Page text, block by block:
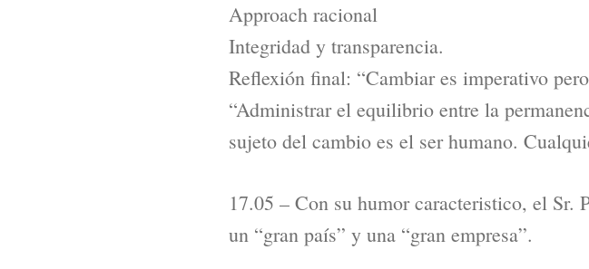
Approach racional
Integridad y transparencia.
Reflexión final: “Cambiar es imperativo
“Administrar el equilibrio entre la
sujeto del cambio es el ser humano.
17.05 – Con su humor caracteristico, el Sr.
un “gran país” y una “gran empresa”.